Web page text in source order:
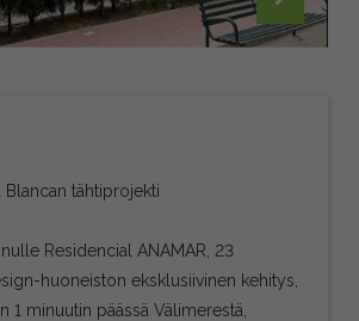
Blancan tähtiprojekti
Residencial ANAMAR, 23
huoneiston eksklusiivinen kehitys,
1 minuutin päässä Välimerestä,